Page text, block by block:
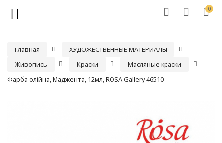
0
Главная
ХУДОЖЕСТВЕННЫЕ МАТЕРИАЛЫ
Живопись
Краски
Масляные краски
Фарба олійна, Маджента, 12мл, ROSA Gallery 46510